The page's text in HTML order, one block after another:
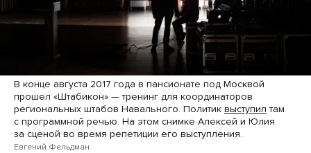
В конце августа 2017 года в пансионате под Москвой
прошел «Штабикон» — тренинг для координаторов
региональных штабов Навального. Политик выступил там
с программной речью. На этом снимке Алексей и Юлия
за сценой во время репетиции его выступления.
Евгений Фельдман